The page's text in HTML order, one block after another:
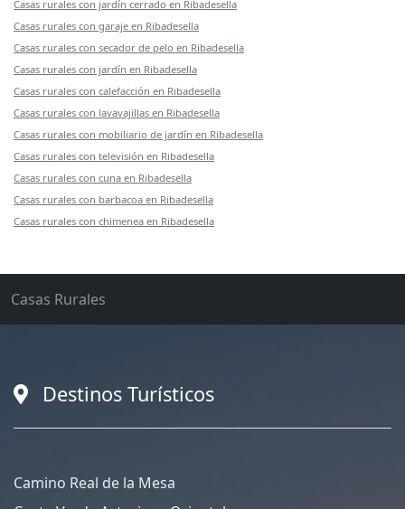
Casas rurales con jardín cerrado en Ribadesella
Casas rurales con garaje en Ribadesella
Casas rurales con secador de pelo en Ribadesella
Casas rurales con jardín en Ribadesella
Casas rurales con calefacción en Ribadesella
Casas rurales con lavavajillas en Ribadesella
Casas rurales con mobiliario de jardín en Ribadesella
Casas rurales con televisión en Ribadesella
Casas rurales con cuna en Ribadesella
Casas rurales con barbacoa en Ribadesella
Casas rurales con chimenea en Ribadesella
Casas Rurales
Destinos Turísticos
Camino Real de la Mesa